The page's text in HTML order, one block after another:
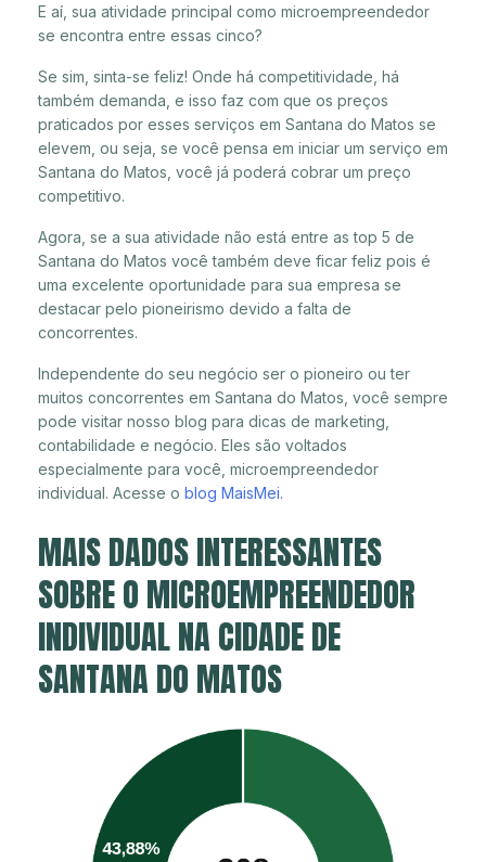
E aí, sua atividade principal como microempreendedor
se encontra entre essas cinco?
Se sim, sinta-se feliz! Onde há competitividade, há
também demanda, e isso faz com que os preços
praticados por esses serviços em Santana do Matos se
elevem, ou seja, se você pensa em iniciar um serviço em
Santana do Matos, você já poderá cobrar um preço
competitivo.
Agora, se a sua atividade não está entre as top 5 de
Santana do Matos você também deve ficar feliz pois é
uma excelente oportunidade para sua empresa se
destacar pelo pioneirismo devido a falta de
concorrentes.
Independente do seu negócio ser o pioneiro ou ter
muitos concorrentes em Santana do Matos, você sempre
pode visitar nosso blog para dicas de marketing,
contabilidade e negócio. Eles são voltados
especialmente para você, microempreendedor
individual. Acesse o blog MaisMei.
MAIS DADOS INTERESSANTES
SOBRE O MICROEMPREENDEDOR
INDIVIDUAL NA CIDADE DE
SANTANA DO MATOS